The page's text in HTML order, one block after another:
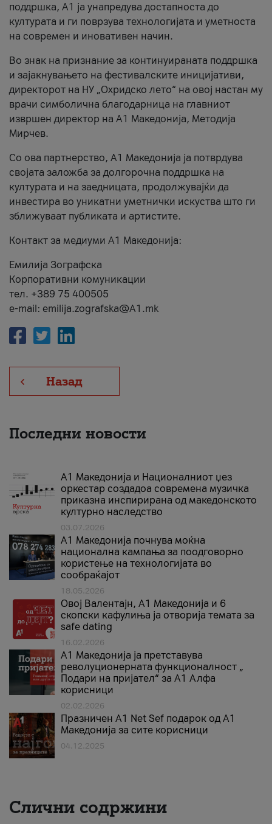
поддршка, A1 ја унапредува достапноста до
културата и ги поврзува технологијата и уметноста
на современ и иновативен начин.
Во знак на признание за континуираната поддршка
и зајакнувањето на фестивалските иницијативи,
директорот на НУ „Охридско лето“ на овој настан му
врачи симболична благодарница на главниот
извршен директор на A1 Македонија, Методија
Мирчев.
Со ова партнерство, A1 Македонија ја потврдува
својата заложба за долгорочна поддршка на
културата и на заедницата, продолжувајќи да
инвестира во уникатни уметнички искуства што ги
зближуваат публиката и артистите.
Контакт за медиуми А1 Македонија:
Емилија Зографска
Корпоративни комуникации
тел. +389 75 400505
e-mail: emilija.zografska@A1.mk
Назад
Последни новости
А1 Македонија и Националниот џез
оркестар создадоа современа музичка
приказна инспирирана од македонското
културно наследство
03.07.2026
A1 Македонија почнува моќна
национална кампања за поодговорно
користење на технологијата во
сообраќајот
18.05.2026
Овој Валентајн, A1 Македонија и 6
скопски кафулиња ја отворија темата за
safe dating
16.02.2026
А1 Македонија ја претставува
револуционерната функционалност „
Подари на пријател“ за А1 Алфа
корисници
02.02.2026
Празничен A1 Net Sеf подарок од А1
Македонија за сите корисници
04.12.2025
Слични содржини